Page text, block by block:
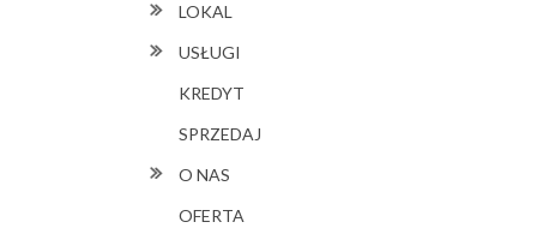
LOKAL
USŁUGI
KREDYT
SPRZEDAJ
O NAS
OFERTA